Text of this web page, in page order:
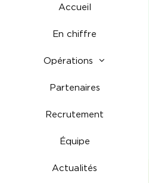
Accueil
En chiffre
Opérations
Partenaires
Recrutement
Équipe
Actualités